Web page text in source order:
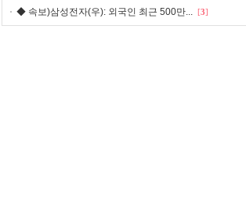
◆ 속보)삼성전자(우): 외국인 최근 500만... [3]